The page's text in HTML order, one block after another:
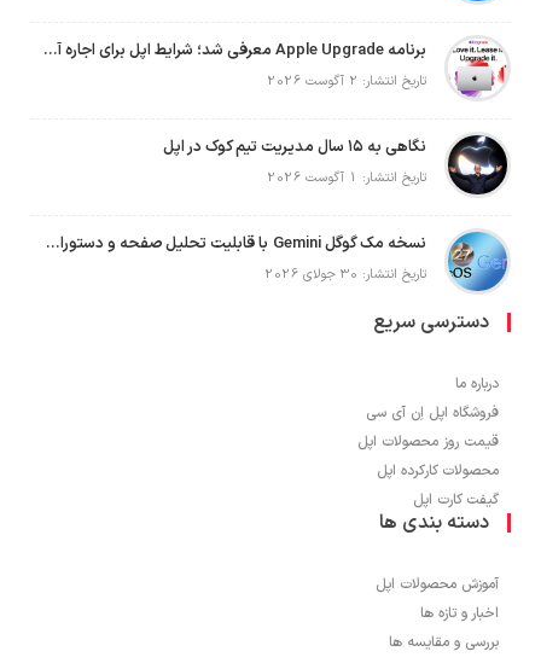
برنامه Apple Upgrade معرفی شد؛ شرایط اپل برای اجاره آیفون، آیپد، مک و اپل واچ
تاریخ انتشار: 2 آگوست 2026
نگاهی به ۱۵ سال مدیریت تیم کوک در اپل
تاریخ انتشار: 1 آگوست 2026
نسخه مک گوگل Gemini با قابلیت تحلیل صفحه و دستورات صوتی در به‌روزرسانی جدید
تاریخ انتشار: 30 جولای 2026
دسترسی سریع
درباره ما
فروشگاه اپل اِن آی سی
قیمت روز محصولات اپل
محصولات کارکرده اپل
گیفت کارت اپل
دسته بندی ها
آموزش محصولات اپل
اخبار و تازه ها
بررسی و مقایسه ها